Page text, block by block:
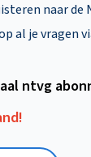
naar de
al je vragen
ntvg